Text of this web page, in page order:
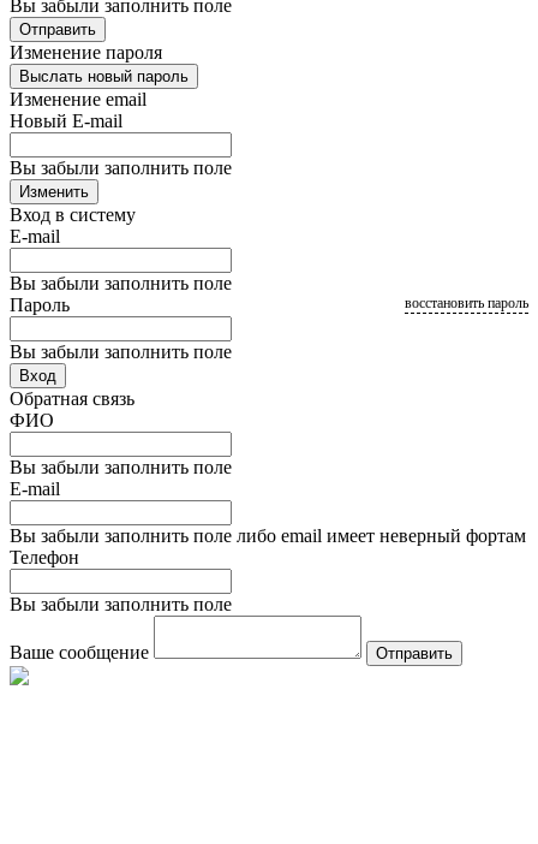
Вы забыли заполнить поле
Отправить
Изменение пароля
Выслать новый пароль
Изменение email
Новый E-mail
Вы забыли заполнить поле
Изменить
Вход в систему
E-mail
Вы забыли заполнить поле
Пароль
Вы забыли заполнить поле
восстановить пароль
Вход
Обратная связь
ФИО
Вы забыли заполнить поле
E-mail
Вы забыли заполнить поле либо email имеет неверный фортам
Телефон
Вы забыли заполнить поле
Ваше сообщение Отправить